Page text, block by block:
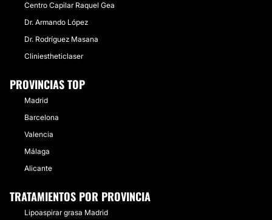
Centro Capilar Raquel Gea
Dr. Armando López
Dr. Rodríguez Masana
Cliniestheticlaser
PROVINCIAS TOP
Madrid
Barcelona
Valencia
Málaga
Alicante
TRATAMIENTOS POR PROVINCIA
Lipoaspirar grasa Madrid